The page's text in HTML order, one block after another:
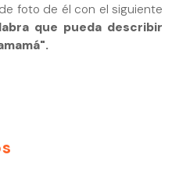
foto de él con el siguiente
que pueda describir